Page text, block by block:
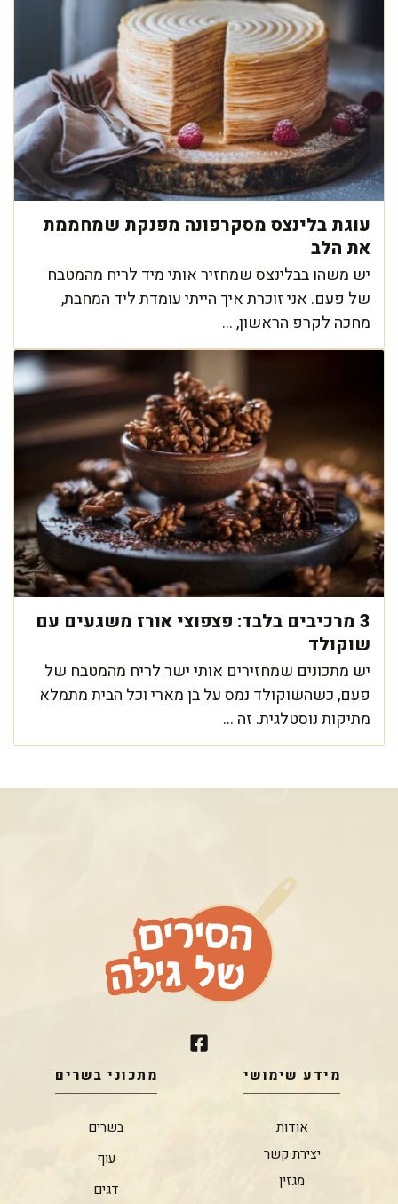
עוגת בלינצס מסקרפונה מפנקת שמחממת
את הלב
יש משהו בבלינצס שמחזיר אותי מיד לריח מהמטבח
של פעם. אני זוכרת איך הייתי עומדת ליד המחבת,
מחכה לקרפ הראשון, ...
3 מרכיבים בלבד: פצפוצי אורז משגעים עם
שוקולד
יש מתכונים שמחזירים אותי ישר לריח מהמטבח של
פעם, כשהשוקולד נמס על בן מארי וכל הבית מתמלא
מתיקות נוסטלגית. זה ...
מידע שימושי
אודות
יצירת קשר
מגזין
מתכוני בשרים
בשרים
עוף
דגים